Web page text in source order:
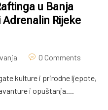
u Banja
Rijeke
0 Comments
kulture i prirodne ljepote,
i opuštanja....